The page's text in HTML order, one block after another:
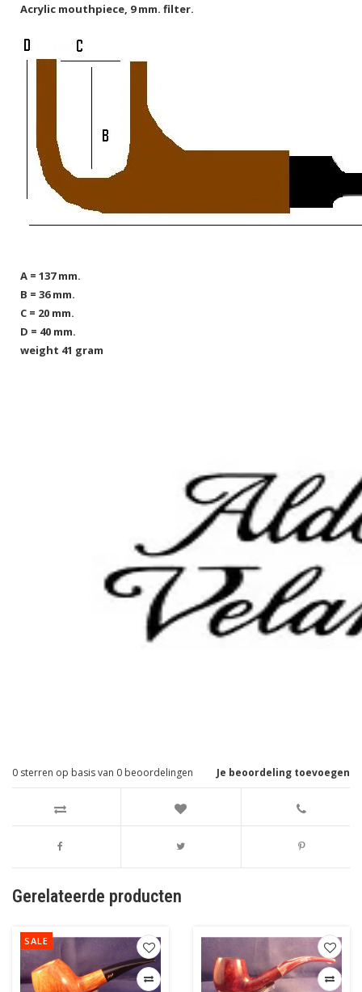
Acrylic mouthpiece, 9 mm. filter.
A = 137 mm.
B = 36 mm.
C = 20 mm.
D = 40 mm.
weight 41 gram
Je beoordeling toevoegen
0 sterren op basis van 0 beoordelingen
Gerelateerde producten
SALE